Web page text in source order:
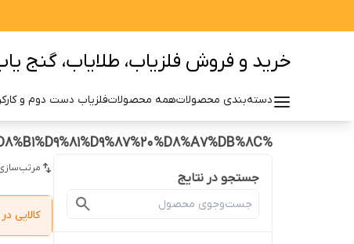
خرید و فروش فلزیاب، طلایاب، گنج
دسته‌بندی محصولاتهمه محصولاتفلزیاب دست دوم و
%D9%86%D9%82%D8%B7%D9%87%20%D8%B2%D9%86%20%D9%87%D8%A7%DB%8C%20%D8%AD%D8%B1%D9%81%D9%87%20%D8%A7%DB%8C
جستجو در نتایج
کالایی